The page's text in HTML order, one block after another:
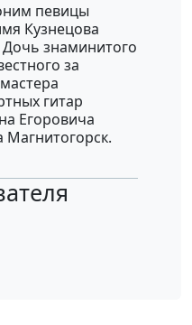
певицы
Кузнецова
знаминитого
за
гитар
Егоровича
Магнитогорск.